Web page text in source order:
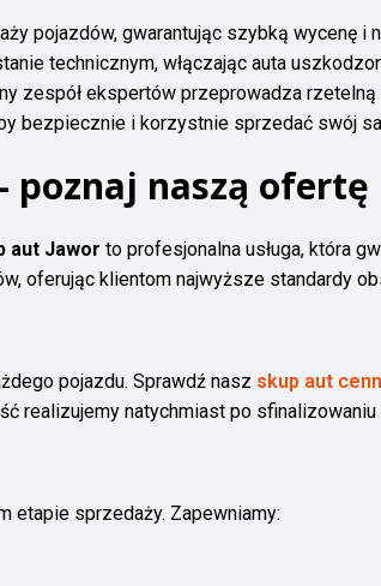
pojazdów, gwarantując szybką wycenę i
technicznym, włączając auta
zespół ekspertów przeprowadza
bezpiecznie i korzystnie sprzedać swój
poznaj naszą ofertę
aut Jawor to profesjonalna usługa, która
oferując klientom najwyższe standardy
pojazdu. Sprawdź nasz skup aut
realizujemy natychmiast po sfinalizowaniu
etapie sprzedaży. Zapewniamy: